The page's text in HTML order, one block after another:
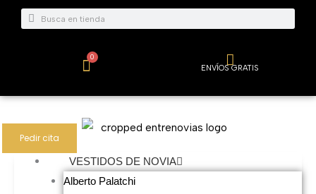
Buscar
Buscar
0
Carrito ENVÍOS GRATIS
VESTIDOS DE NOVIA
Alberto Palatchi
Pedir cita